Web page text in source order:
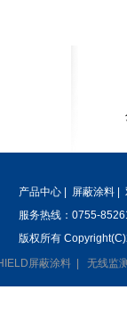
产品中心 屏蔽涂料
服务热线：0755-
版权所有
屏蔽涂料 无线监测